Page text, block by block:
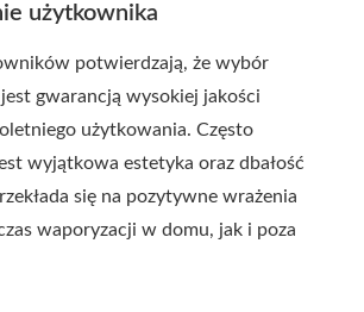
użytkownika
potwierdzają, że wybór
gwarancją wysokiej jakości
użytkowania. Często
wyjątkowa estetyka oraz dbałość
się na pozytywne wrażenia
waporyzacji w domu, jak i poza